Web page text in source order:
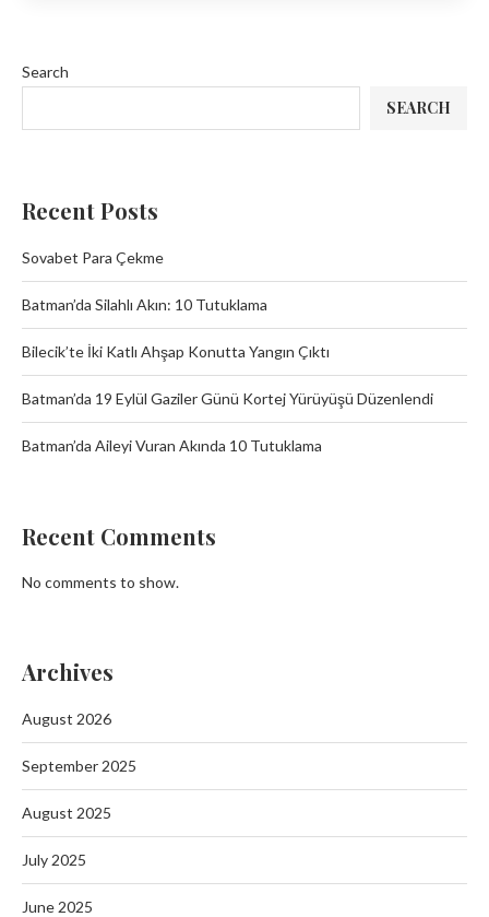
Search
SEARCH
Recent Posts
Sovabet Para Çekme
Batman’da Silahlı Akın: 10 Tutuklama
Bilecik’te İki Katlı Ahşap Konutta Yangın Çıktı
Batman’da 19 Eylül Gaziler Günü Kortej Yürüyüşü Düzenlendi
Batman’da Aileyi Vuran Akında 10 Tutuklama
Recent Comments
No comments to show.
Archives
August 2026
September 2025
August 2025
July 2025
June 2025